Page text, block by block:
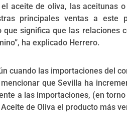
aceite de oliva, las aceitunas
principales ventas a este
significa que las relaciones
ha explicado Herrero.
cuando las importaciones del
que Sevilla ha
a las importaciones, (en
de Oliva el producto más